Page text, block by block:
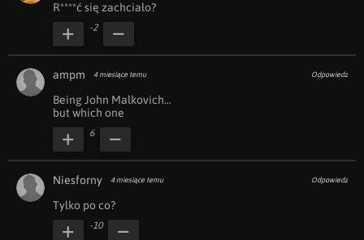
R****ć się zachciało?
-2
ampm 4 miesiące temu Odpowiedz
Being John Malkovich...
but which one
6
Niesforny 4 miesiące temu Odpowiedz
Tylko po co?
-10